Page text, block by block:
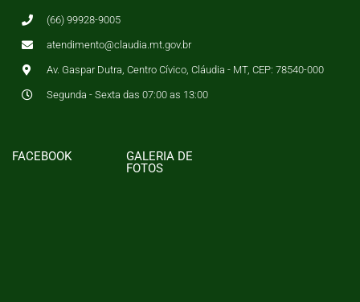
(66) 99928-9005
atendimento@claudia.mt.gov.br
Av. Gaspar Dutra, Centro Cívico, Cláudia - MT, CEP: 78540-000
Segunda - Sexta das 07:00 as 13:00
FACEBOOK
GALERIA DE
FOTOS